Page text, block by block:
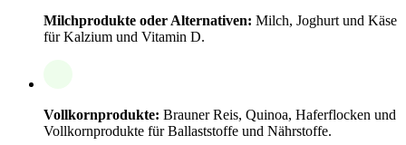
Milchprodukte oder Alternativen: Milch, Joghurt und Käse
für Kalzium und Vitamin D.
Vollkornprodukte: Brauner Reis, Quinoa, Haferflocken und
Vollkornprodukte für Ballaststoffe und Nährstoffe.